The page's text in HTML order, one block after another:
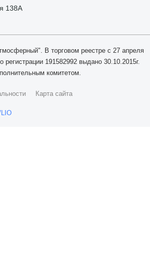
138А
В торговом реестре с 27 апреля
регистрации 191582992 выдано 30.10.2015г.
комитетом.
Карта сайта